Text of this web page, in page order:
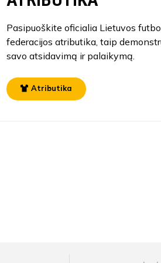
Pasipuoškite oficialia Lietuvos
federacijos atributika, taip
savo atsidavimą ir palaikymą.
Atributika